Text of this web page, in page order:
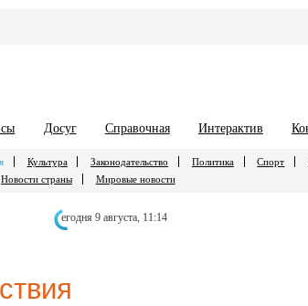
Досуг Справочная Интерактив
Культура Законодательство Политика Спорт
Новости страны Мировые новости
егодня 9 августа, 11:14